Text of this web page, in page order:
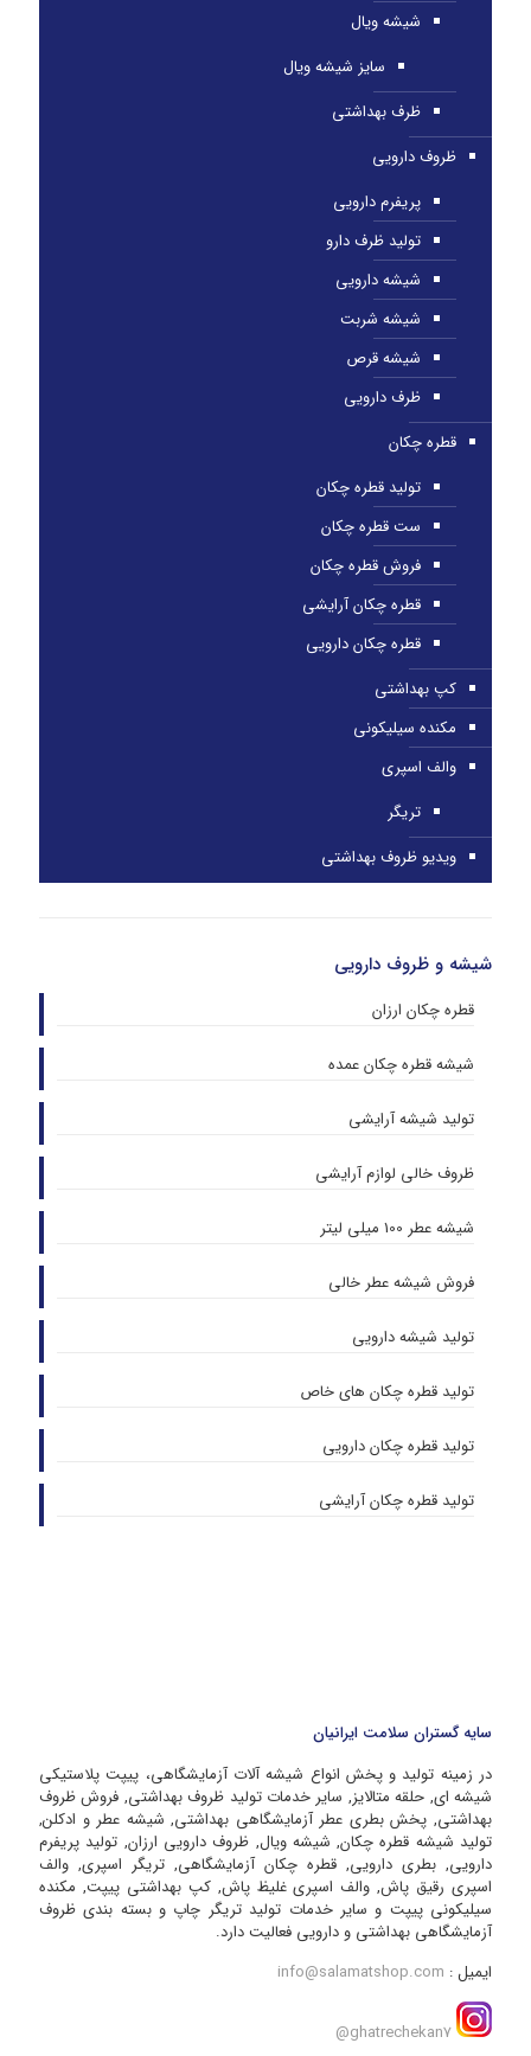
شیشه ویال
سایز شیشه ویال
ظرف بهداشتی
ظروف دارویی
پریفرم دارویی
تولید ظرف دارو
شیشه دارویی
شیشه شربت
شیشه قرص
ظرف دارویی
قطره چکان
تولید قطره چکان
ست قطره چکان
فروش قطره چکان
قطره چکان آرایشی
قطره چکان دارویی
کپ بهداشتی
مکنده سیلیکونی
والف اسپری
تریگر
ویدیو ظروف بهداشتی
شیشه و ظروف دارویی
قطره چکان ارزان
شیشه قطره چکان عمده
تولید شیشه آرایشی
ظروف خالی لوازم آرایشی
شیشه عطر 100 میلی لیتر
فروش شیشه عطر خالی
تولید شیشه دارویی
تولید قطره چکان های خاص
تولید قطره چکان دارویی
تولید قطره چکان آرایشی
سایه گستران سلامت ایرانیان
در زمینه تولید و پخش انواع شیشه آلات آزمایشگاهی، پیپت پلاستیکی
شیشه ای, حلقه متالایز, سایر خدمات تولید ظروف بهداشتی, فروش ظروف
بهداشتی, پخش بطری عطر آزمایشگاهی بهداشتی, شیشه عطر و ادکلن,
تولید شیشه قطره چکان, شیشه ویال, ظروف دارویی ارزان, تولید پریفرم
دارویی, بطری دارویی, قطره چکان آزمایشگاهی, تریگر اسپری, والف
اسپری رقیق پاش, والف اسپری غلیظ پاش, کپ بهداشتی پیپت, مکنده
سیلیکونی پیپت و سایر خدمات تولید تریگر چاپ و بسته بندی ظروف
آزمایشگاهی بهداشتی و دارویی فعالیت دارد.
ایمیل : info@salamatshop.com
ghatrechekan7@